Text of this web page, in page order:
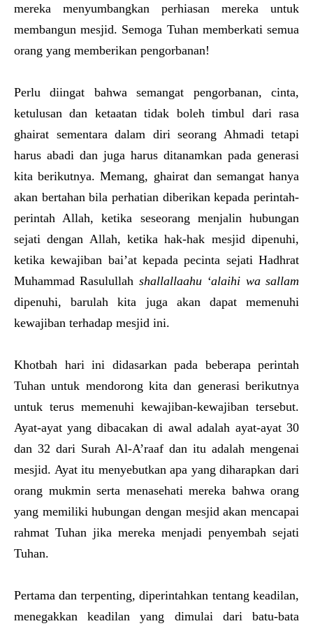
mereka menyumbangkan perhiasan mereka untuk
membangun mesjid. Semoga Tuhan memberkati semua
orang yang memberikan pengorbanan!
Perlu diingat bahwa semangat pengorbanan, cinta,
ketulusan dan ketaatan tidak boleh timbul dari rasa
ghairat sementara dalam diri seorang Ahmadi tetapi
harus abadi dan juga harus ditanamkan pada generasi
kita berikutnya. Memang, ghairat dan semangat hanya
akan bertahan bila perhatian diberikan kepada perintah-
perintah Allah, ketika seseorang menjalin hubungan
sejati dengan Allah, ketika hak-hak mesjid dipenuhi,
ketika kewajiban bai’at kepada pecinta sejati Hadhrat
Muhammad Rasulullah shallallaahu ‘alaihi wa sallam
dipenuhi, barulah kita juga akan dapat memenuhi
kewajiban terhadap mesjid ini.
Khotbah hari ini didasarkan pada beberapa perintah
Tuhan untuk mendorong kita dan generasi berikutnya
untuk terus memenuhi kewajiban-kewajiban tersebut.
Ayat-ayat yang dibacakan di awal adalah ayat-ayat 30
dan 32 dari Surah Al-A’raaf dan itu adalah mengenai
mesjid. Ayat itu menyebutkan apa yang diharapkan dari
orang mukmin serta menasehati mereka bahwa orang
yang memiliki hubungan dengan mesjid akan mencapai
rahmat Tuhan jika mereka menjadi penyembah sejati
Tuhan.
Pertama dan terpenting, diperintahkan tentang keadilan,
menegakkan keadilan yang dimulai dari batu-bata